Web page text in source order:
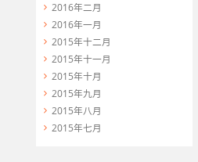
2016年二月
2016年一月
2015年十二月
2015年十一月
2015年十月
2015年九月
2015年八月
2015年七月